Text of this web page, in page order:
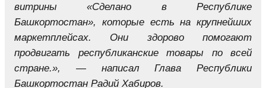
витрины «Сделано в Республике
Башкортостан», которые есть на крупнейших
маркетплейсах. Они здорово помогают
продвигать республиканские товары по всей
стране.», — написал Глава Республики
Башкортостан Радий Хабиров.